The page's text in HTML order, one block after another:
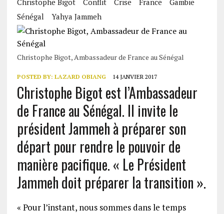
Christophe Bigot
Conflit Crise France
Gambie
Sénégal
Yahya Jammeh
Christophe Bigot, Ambassadeur de France au Sénégal
POSTED BY: LAZARD OBIANG 14 JANVIER 2017
Christophe Bigot est l’Ambassadeur
de France au Sénégal. Il invite le
président Jammeh à préparer son
départ pour rendre le pouvoir de
manière pacifique. « Le Président
Jammeh doit préparer la transition ».
« Pour l’instant, nous sommes dans le temps